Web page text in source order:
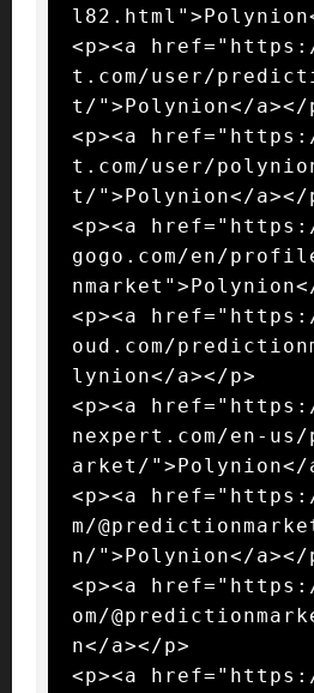
<p><a
t.com/user/
t/">Polynion</a></
<p><a
t.com/user/
t/">Polynion</a></
<p><a
gogo.com/en/
<p><a
oud.com/
lynion</a></p>
<p><a
nexpert.com/en-
arket/">Polynion</
<p><a
m/
n/">Polynion</a></
<p><a
om/
n</a></p>
<p><a